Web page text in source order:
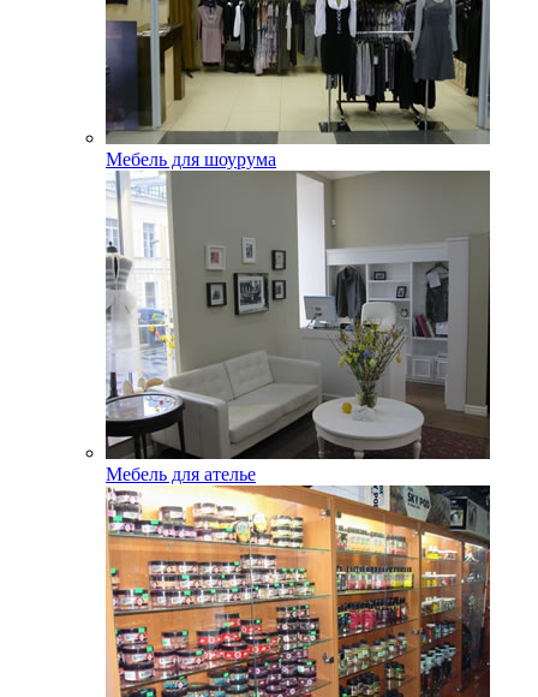
Мебель для шоурума
Мебель для ателье